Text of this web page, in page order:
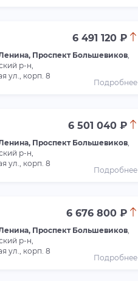
6 491 120 ₽
Проспект Большевиков,
р-н,
ул., корп. 8
Подробнее
6 501 040 ₽
Проспект Большевиков,
р-н,
ул., корп. 8
Подробнее
6 676 800 ₽
Проспект Большевиков,
р-н,
ул., корп. 8
Подробнее